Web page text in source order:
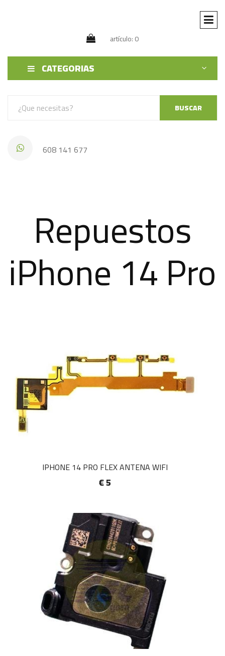
artículo: 0
CATEGORIAS
BUSCAR
608 141 677
Repuestos
iPhone 14 Pro
IPHONE 14 PRO FLEX ANTENA WIFI
€ 5